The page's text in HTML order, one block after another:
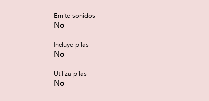
Emite sonidos
No
Incluye pilas
No
Utiliza pilas
No